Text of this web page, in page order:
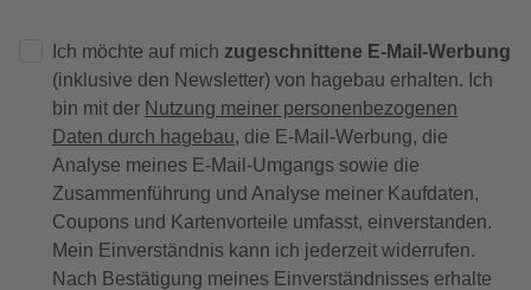
Ich möchte auf mich zugeschnittene E-Mail-Werbung
(inklusive den Newsletter) von hagebau erhalten. Ich
bin mit der Nutzung meiner personenbezogenen
Daten durch hagebau, die E-Mail-Werbung, die
Analyse meines E-Mail-Umgangs sowie die
Zusammenführung und Analyse meiner Kaufdaten,
Coupons und Kartenvorteile umfasst, einverstanden.
Mein Einverständnis kann ich jederzeit widerrufen.
Nach Bestätigung meines Einverständnisses erhalte